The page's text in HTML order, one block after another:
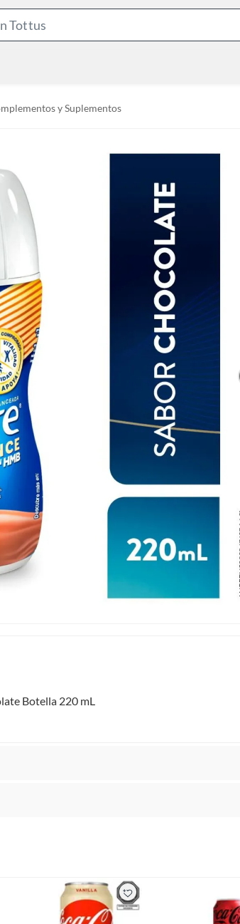
a
y Suplementos
Botella 220 mL
tienen:
productos para asfalto, hormigón, albañilería.